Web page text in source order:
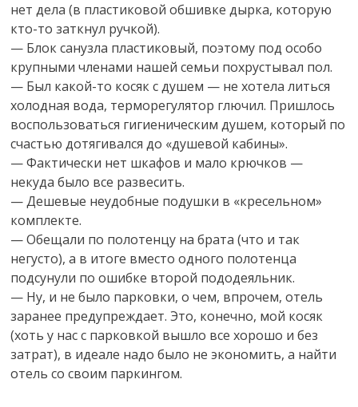
нет дела (в пластиковой обшивке дырка, которую
кто-то заткнул ручкой).
— Блок санузла пластиковый, поэтому под особо
крупными членами нашей семьи похрустывал пол.
— Был какой-то косяк с душем — не хотела литься
холодная вода, терморегулятор глючил. Пришлось
воспользоваться гигиеническим душем, который по
счастью дотягивался до «душевой кабины».
— Фактически нет шкафов и мало крючков —
некуда было все развесить.
— Дешевые неудобные подушки в «кресельном»
комплекте.
— Обещали по полотенцу на брата (что и так
негусто), а в итоге вместо одного полотенца
подсунули по ошибке второй пододеяльник.
— Ну, и не было парковки, о чем, впрочем, отель
заранее предупреждает. Это, конечно, мой косяк
(хоть у нас с парковкой вышло все хорошо и без
затрат), в идеале надо было не экономить, а найти
отель со своим паркингом.